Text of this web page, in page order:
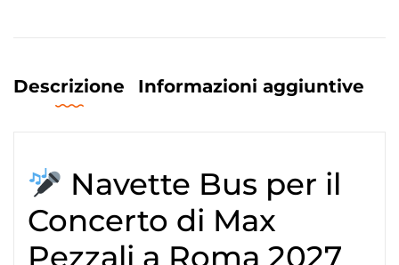
Descrizione Informazioni aggiuntive
Navette Bus per il
Concerto di Max
Pezzali a Roma 2027